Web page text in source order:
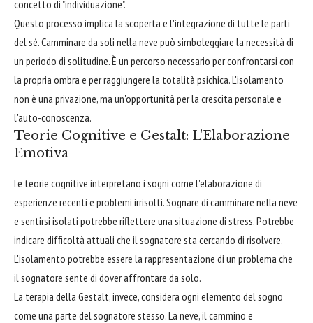
concetto di "individuazione".
Questo processo implica la scoperta e l'integrazione di tutte le parti
del sé. Camminare da soli nella neve può simboleggiare la necessità di
un periodo di solitudine. È un percorso necessario per confrontarsi con
la propria ombra e per raggiungere la totalità psichica. L'isolamento
non è una privazione, ma un'opportunità per la crescita personale e
l'auto-conoscenza.
Teorie Cognitive e Gestalt: L'Elaborazione
Emotiva
Le teorie cognitive interpretano i sogni come l'elaborazione di
esperienze recenti e problemi irrisolti. Sognare di camminare nella neve
e sentirsi isolati potrebbe riflettere una situazione di stress. Potrebbe
indicare difficoltà attuali che il sognatore sta cercando di risolvere.
L'isolamento potrebbe essere la rappresentazione di un problema che
il sognatore sente di dover affrontare da solo.
La terapia della Gestalt, invece, considera ogni elemento del sogno
come una parte del sognatore stesso. La neve, il cammino e